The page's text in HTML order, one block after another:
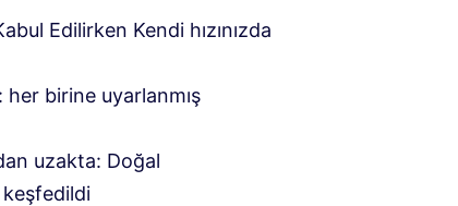
Edilirken Kendi hızınızda
birine uyarlanmış
uzakta: Doğal